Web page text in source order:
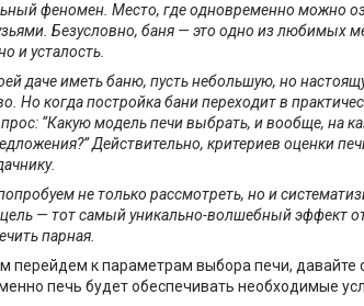
феномен. Место, где одновременно можно
Безусловно, баня — это одно из любимых
и усталость.
даче иметь баню, пусть небольшую, но
Но когда постройка бани переходит в
“Какую модель печи выбрать, и вообще, на
Действительно, критериев оценки
не только рассмотреть, но и
цель — тот самый уникально-волшебный эффект
парная.
перейдем к параметрам выбора печи,
печь будет обеспечивать необходимые